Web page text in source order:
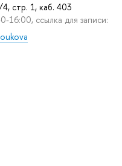
стр. 1, каб. 403
16:00, ссылка для записи: